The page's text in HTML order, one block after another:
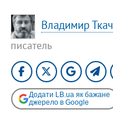
Владимир Ткач
писатель
Додати LB.ua як бажане
джерело в Google